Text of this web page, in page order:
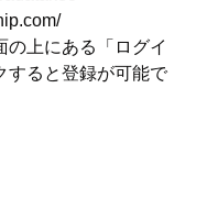
の上にある「ログイ
すると登録が可能で